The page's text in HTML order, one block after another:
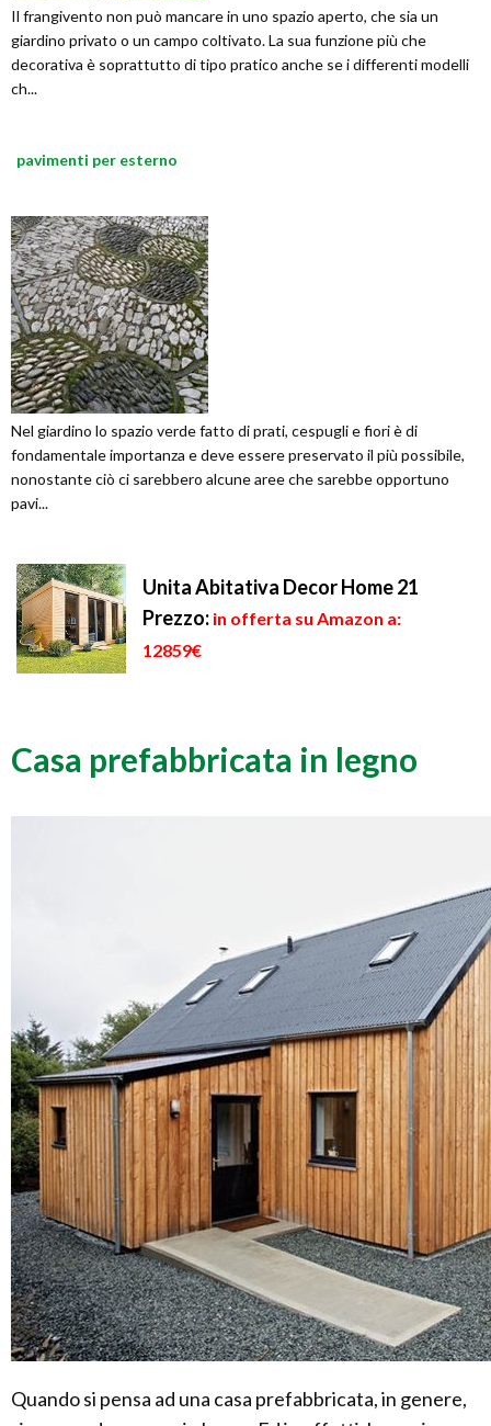
Il frangivento non può mancare in uno spazio aperto, che sia un
giardino privato o un campo coltivato. La sua funzione più che
decorativa è soprattutto di tipo pratico anche se i differenti modelli
ch...
pavimenti per esterno
Nel giardino lo spazio verde fatto di prati, cespugli e fiori è di
fondamentale importanza e deve essere preservato il più possibile,
nonostante ciò ci sarebbero alcune aree che sarebbe opportuno
pavi...
Unita Abitativa Decor Home 21
Prezzo: in offerta su Amazon a:
12859€
Casa prefabbricata in legno
Quando si pensa ad una casa prefabbricata, in genere,